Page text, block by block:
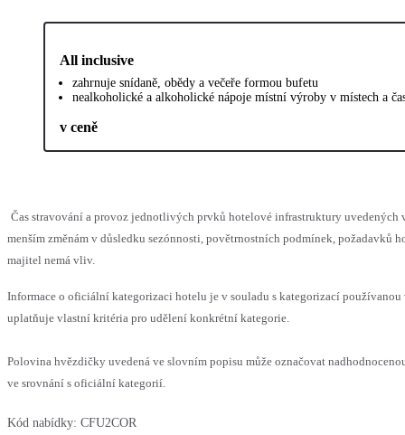
All inclusive
zahrnuje snídaně, obědy a večeře formou bufetu
nealkoholické a alkoholické nápoje místní výroby v místech a
v ceně
Čas stravování a provoz jednotlivých prvků hotelové infrastruktury uvedených
menším změnám v důsledku sezónnosti, povětrnostních podmínek, požadavků
majitel nemá vliv.
Informace o oficiální kategorizaci hotelu je v souladu s kategorizací používanou
uplatňuje vlastní kritéria pro udělení konkrétní kategorie.
Polovina hvězdičky uvedená ve slovním popisu může označovat
ve srovnání s oficiální kategorií.
Kód nabídky: CFU2COR